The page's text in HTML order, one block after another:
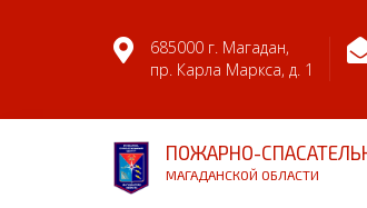
685000 г. Магадан,
пр. Карла Маркса, д. 1
ПОЖАРНО-
МАГАДАНСКОЙ ОБЛАСТИ